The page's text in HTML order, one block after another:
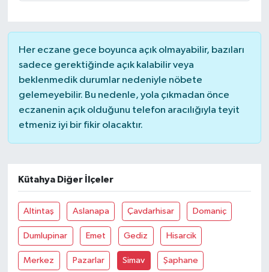
Her eczane gece boyunca açık olmayabilir, bazıları
sadece gerektiğinde açık kalabilir veya
beklenmedik durumlar nedeniyle nöbete
gelemeyebilir. Bu nedenle, yola çıkmadan önce
eczanenin açık olduğunu telefon aracılığıyla teyit
etmeniz iyi bir fikir olacaktır.
Kütahya Diğer İlçeler
Altintaş Aslanapa Çavdarhisar Domaniç
Dumlupinar Emet Gediz Hisarcik
Merkez Pazarlar Simav Şaphane